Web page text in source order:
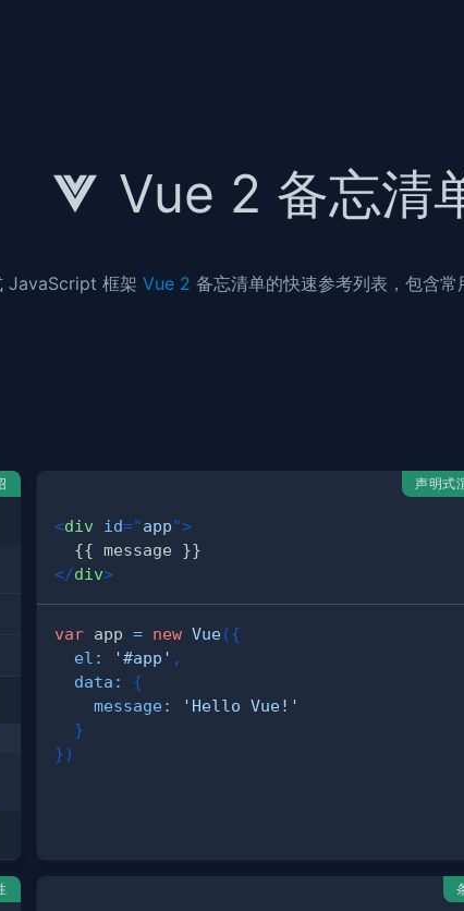
Vue 2 备忘清
JavaScript 框架 Vue 2 备忘清单的快速参考列表，包含常
声明式
<div id="app">
</div>
var app = new Vue({
el : '#app' ,
data :
{
message:
'Hello Vue!'
}
})